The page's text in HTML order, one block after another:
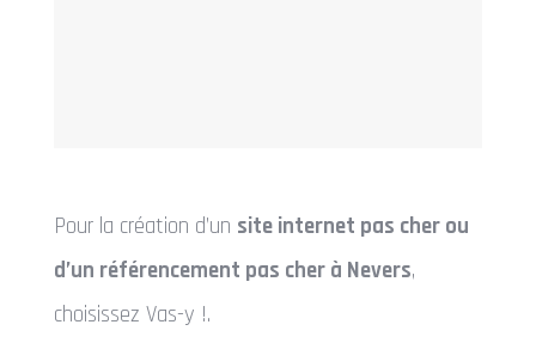
Pour la création d’un site internet pas cher ou
d’un référencement pas cher à Nevers,
choisissez Vas-y !.